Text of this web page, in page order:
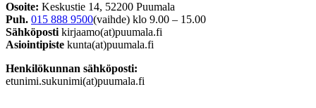
Osoite: Keskustie 14, 52200 Puumala
Puh. 015 888 9500(vaihde) klo 9.00 – 15.00
Sähköposti kirjaamo(at)puumala.fi
Asiointipiste kunta(at)puumala.fi
Henkilökunnan sähköposti:
etunimi.sukunimi(at)puumala.fi